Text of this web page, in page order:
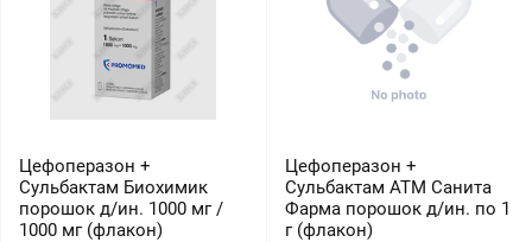
Цефоперазон +
Сульбактам Биохимик
порошок д/ин. 1000 мг /
1000 мг (флакон)
Цефоперазон +
Сульбактам АТМ Санита
Фарма порошок д/ин. по 1
г (флакон)